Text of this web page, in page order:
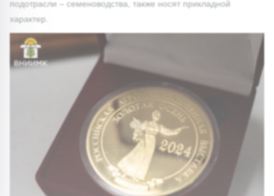
подотрасли – семеноводства, также носят прикладной
характер.